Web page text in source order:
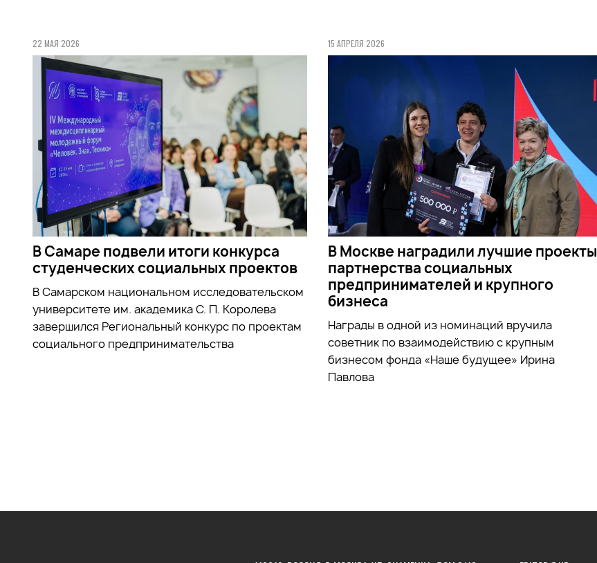
22 МАЯ 2026
В Самаре подвели итоги конкурса
студенческих социальных проектов
В Самарском национальном исследовательском
университете им. академика С. П. Королева
завершился Региональный конкурс по проектам
социального предпринимательства
15 АПРЕЛЯ 2026
В Москве наградили лучшие проекты
партнерства социальных
предпринимателей и крупного
бизнеса
Награды в одной из номинаций вручила
советник по взаимодействию с крупным
бизнесом фонда «Наше будущее» Ирина
Павлова